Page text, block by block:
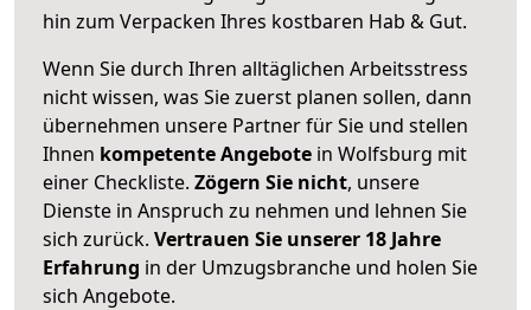
hin zum Verpacken Ihres kostbaren Hab & Gut.
Wenn Sie durch Ihren alltäglichen Arbeitsstress
nicht wissen, was Sie zuerst planen sollen, dann
übernehmen unsere Partner für Sie und stellen
Ihnen kompetente Angebote in Wolfsburg mit
einer Checkliste. Zögern Sie nicht, unsere
Dienste in Anspruch zu nehmen und lehnen Sie
sich zurück. Vertrauen Sie unserer 18 Jahre
Erfahrung in der Umzugsbranche und holen Sie
sich Angebote.